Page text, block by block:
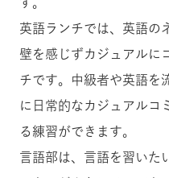
英語ランチでは、英語の
壁を感じずカジュアルに
チです。中級者や英語を
に日常的なカジュアルコ
る練習ができます。
言語部は、言語を習いた